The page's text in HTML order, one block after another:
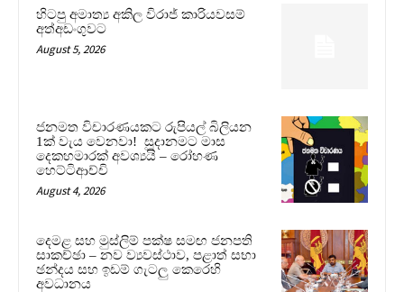
හිටපු අමාත්‍ය අකිල විරාජ් කාරියවසම්
අත්අඩංගුවට
August 5, 2026
ජනමත විචාරණයකට රුපියල් බිලියන
1ක් වැය වෙනවා! සූදානමට මාස
දෙකහමාරක් අවශ්‍යයි – රෝහණ
හෙට්ටිආච්චි
August 4, 2026
දෙමළ සහ මුස්ලිම් පක්ෂ සමඟ ජනපති
සාකච්ඡා – නව ව්‍යවස්ථාව, පළාත් සභා
ඡන්දය සහ ඉඩම් ගැටලු කෙරෙහි
අවධානය